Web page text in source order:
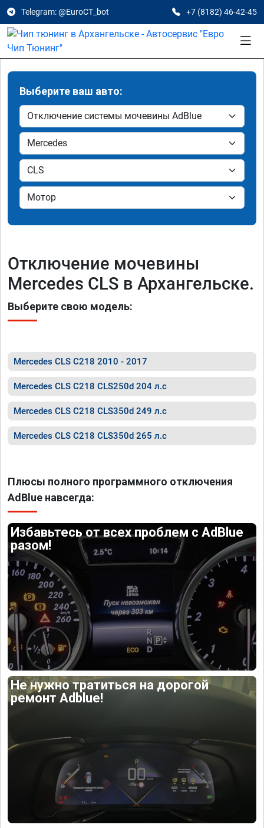
Telegram: @EuroCT_bot +7 (8182) 46-42-45
Выберите ваш авто:
Отключение мочевины
Mercedes CLS в Архангельске.
Выберите свою модель:
Mercedes CLS C218 2010 - 2017
Mercedes CLS C218 CLS250d 204 л.с
Mercedes CLS C218 CLS350d 249 л.с
Mercedes CLS C218 CLS350d 265 л.с
Плюсы полного программного отключения
AdBlue навсегда:
Избавьтесь от всех проблем с AdBlue
разом!
Не нужно тратиться на дорогой
ремонт Adblue!